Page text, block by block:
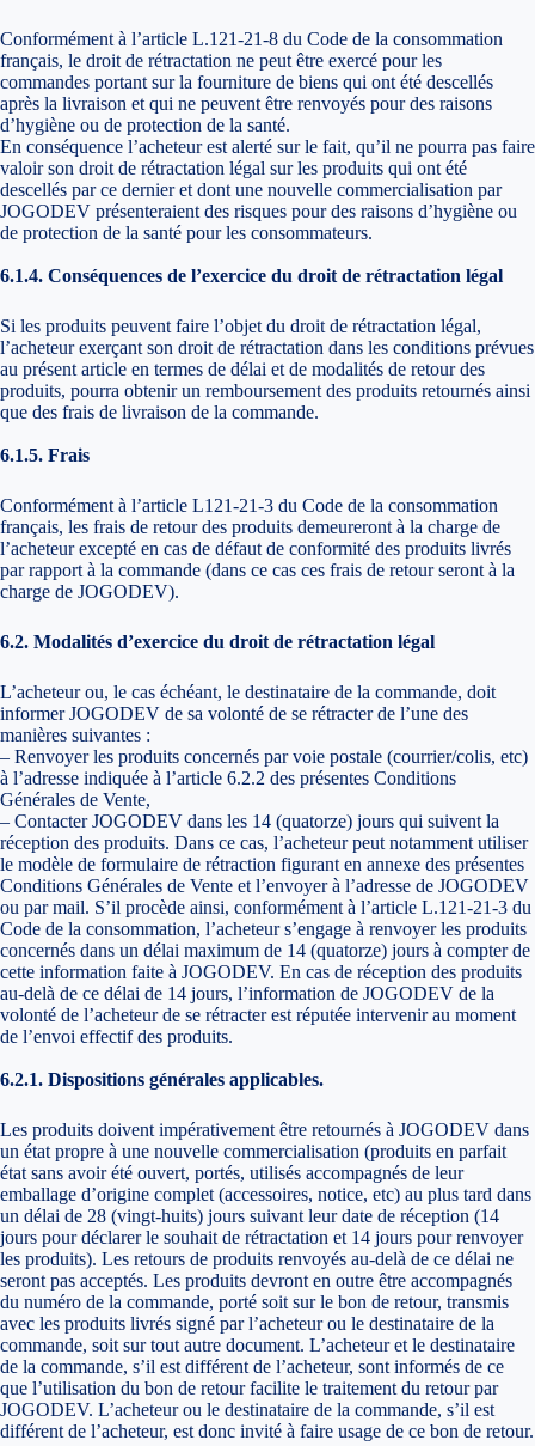
Conformément à l’article L.121-21-8 du Code de la consommation
français, le droit de rétractation ne peut être exercé pour les
commandes portant sur la fourniture de biens qui ont été descellés
après la livraison et qui ne peuvent être renvoyés pour des raisons
d’hygiène ou de protection de la santé.
En conséquence l’acheteur est alerté sur le fait, qu’il ne pourra pas faire
valoir son droit de rétractation légal sur les produits qui ont été
descellés par ce dernier et dont une nouvelle commercialisation par
JOGODEV présenteraient des risques pour des raisons d’hygiène ou
de protection de la santé pour les consommateurs.
6.1.4. Conséquences de l’exercice du droit de rétractation légal
Si les produits peuvent faire l’objet du droit de rétractation légal,
l’acheteur exerçant son droit de rétractation dans les conditions prévues
au présent article en termes de délai et de modalités de retour des
produits, pourra obtenir un remboursement des produits retournés ainsi
que des frais de livraison de la commande.
6.1.5. Frais
Conformément à l’article L121-21-3 du Code de la consommation
français, les frais de retour des produits demeureront à la charge de
l’acheteur excepté en cas de défaut de conformité des produits livrés
par rapport à la commande (dans ce cas ces frais de retour seront à la
charge de JOGODEV).
6.2. Modalités d’exercice du droit de rétractation légal
L’acheteur ou, le cas échéant, le destinataire de la commande, doit
informer JOGODEV de sa volonté de se rétracter de l’une des
manières suivantes :
– Renvoyer les produits concernés par voie postale (courrier/colis, etc)
à l’adresse indiquée à l’article 6.2.2 des présentes Conditions
Générales de Vente,
– Contacter JOGODEV dans les 14 (quatorze) jours qui suivent la
réception des produits. Dans ce cas, l’acheteur peut notamment utiliser
le modèle de formulaire de rétraction figurant en annexe des présentes
Conditions Générales de Vente et l’envoyer à l’adresse de JOGODEV
ou par mail. S’il procède ainsi, conformément à l’article L.121-21-3 du
Code de la consommation, l’acheteur s’engage à renvoyer les produits
concernés dans un délai maximum de 14 (quatorze) jours à compter de
cette information faite à JOGODEV. En cas de réception des produits
au-delà de ce délai de 14 jours, l’information de JOGODEV de la
volonté de l’acheteur de se rétracter est réputée intervenir au moment
de l’envoi effectif des produits.
6.2.1. Dispositions générales applicables.
Les produits doivent impérativement être retournés à JOGODEV dans
un état propre à une nouvelle commercialisation (produits en parfait
état sans avoir été ouvert, portés, utilisés accompagnés de leur
emballage d’origine complet (accessoires, notice, etc) au plus tard dans
un délai de 28 (vingt-huits) jours suivant leur date de réception (14
jours pour déclarer le souhait de rétractation et 14 jours pour renvoyer
les produits). Les retours de produits renvoyés au-delà de ce délai ne
seront pas acceptés. Les produits devront en outre être accompagnés
du numéro de la commande, porté soit sur le bon de retour, transmis
avec les produits livrés signé par l’acheteur ou le destinataire de la
commande, soit sur tout autre document. L’acheteur et le destinataire
de la commande, s’il est différent de l’acheteur, sont informés de ce
que l’utilisation du bon de retour facilite le traitement du retour par
JOGODEV. L’acheteur ou le destinataire de la commande, s’il est
différent de l’acheteur, est donc invité à faire usage de ce bon de retour.